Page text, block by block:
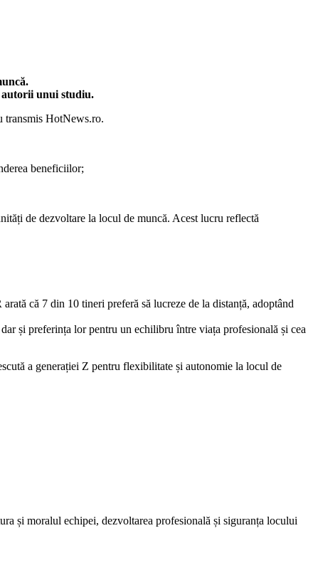
autorii unui studiu.
transmis HotNews.ro.
beneficiilor;
de dezvoltare la locul de muncă. Acest lucru reflectă
că 7 din 10 tineri preferă să lucreze de la distanță, adoptând
și preferința lor pentru un echilibru între viața profesională și cea
a generației Z pentru flexibilitate și autonomie la locul de
și moralul echipei, dezvoltarea profesională și siguranța locului